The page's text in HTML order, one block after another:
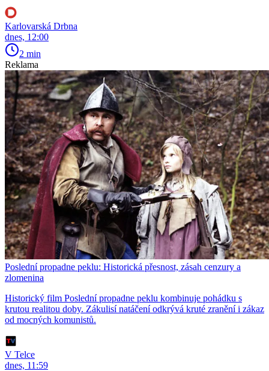
Karlovarská Drbna
dnes, 12:00
2 min
Reklama
Poslední propadne peklu: Historická přesnost, zásah cenzury a
zlomenina
Historický film Poslední propadne peklu kombinuje pohádku s
krutou realitou doby. Zákulisí natáčení odkrývá kruté zranění i zákaz
od mocných komunistů.
V Telce
dnes, 11:59